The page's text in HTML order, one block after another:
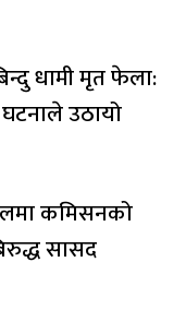
धामी मृत फेला:
उठायो
कमिसनको
सासद